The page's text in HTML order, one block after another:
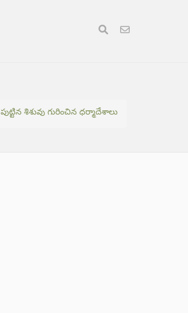
పుట్టిన శిశువు గురించిన ధర్మాదేశాలు